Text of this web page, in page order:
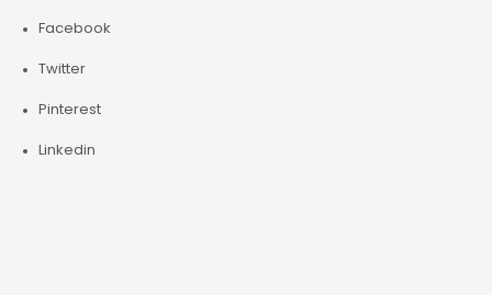
Facebook
Twitter
Pinterest
Linkedin